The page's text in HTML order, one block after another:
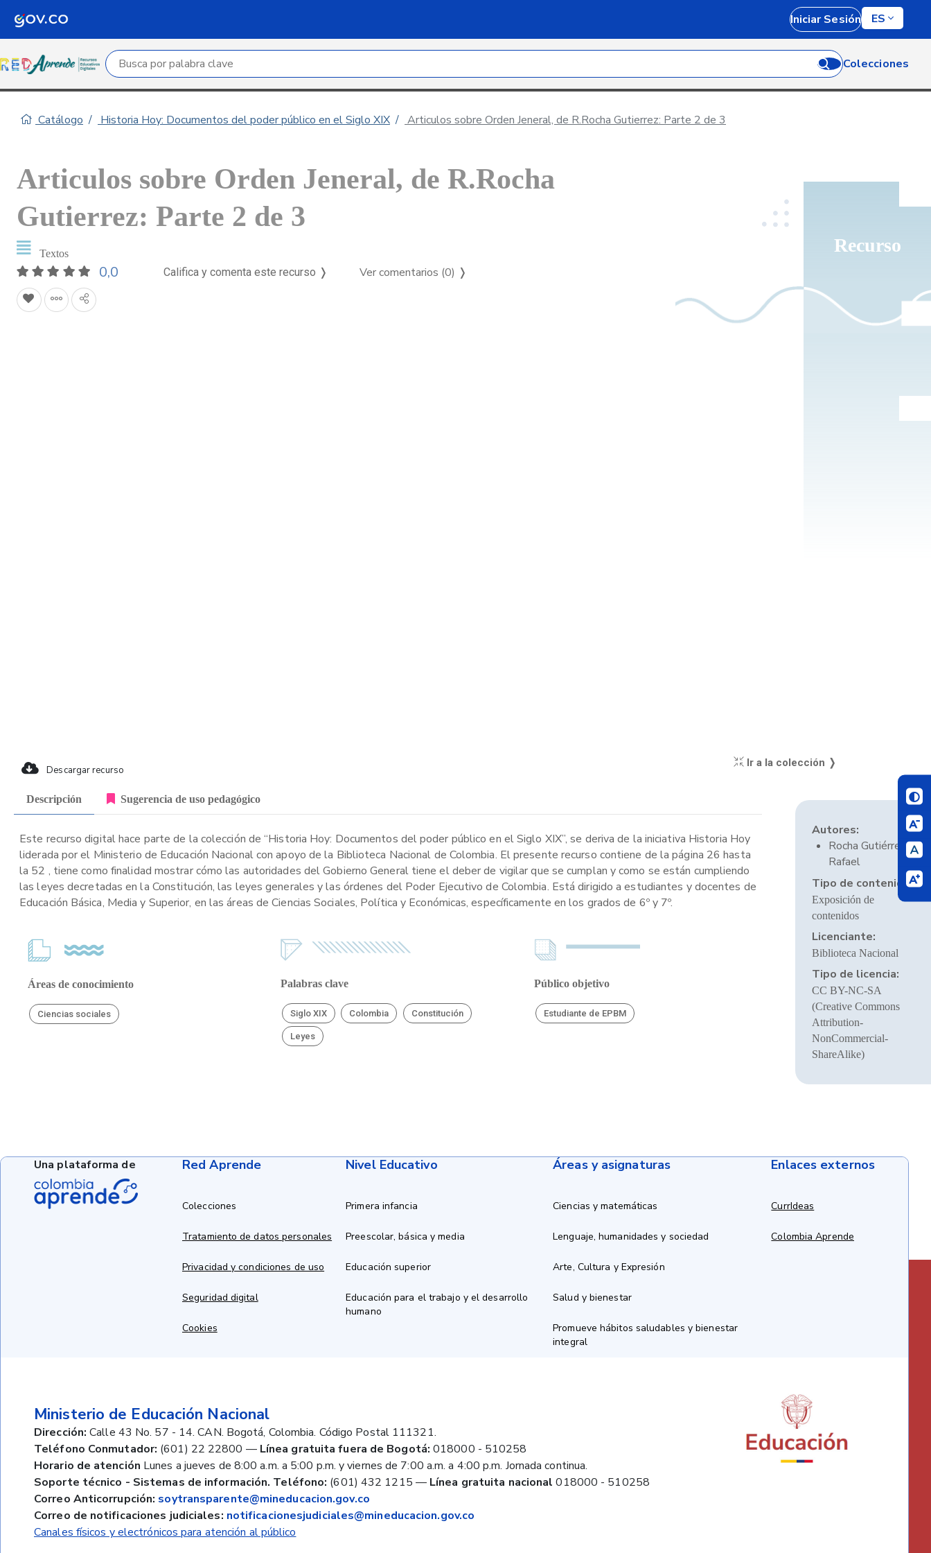
Iniciar Sesión ES
Campo de búsqueda por palabra clave Colecciones
Catálogo Historia Hoy: Documentos del poder público en el Siglo XIX Articulos sobre Orden Jeneral, de R.Rocha Gutierrez: Parte 2 de 3
Recurso
Articulos sobre Orden Jeneral, de R.Rocha
Gutierrez: Parte 2 de 3
Textos
0,0 Califica y comenta este recurso ❭ Ver comentarios (0) ❭
Descargar recurso
Ir a la colección ❭
Descripción Sugerencia de uso pedagógico
Este recurso digital hace parte de la colección de “Historia Hoy: Documentos del poder público en el Siglo XIX”, se deriva de la iniciativa Historia Hoy
liderada por el Ministerio de Educación Nacional con apoyo de la Biblioteca Nacional de Colombia. El presente recurso contiene de la página 26 hasta
la 52 , tiene como finalidad mostrar cómo las autoridades del Gobierno General tiene el deber de vigilar que se cumplan y como se están cumpliendo
las leyes decretadas en la Constitución, las leyes generales y las órdenes del Poder Ejecutivo de Colombia. Está dirigido a estudiantes y docentes de
Educación Básica, Media y Superior, en las áreas de Ciencias Sociales, Política y Económicas, específicamente en los grados de 6º y 7º.
Áreas de conocimiento
Ciencias sociales
Palabras clave
Siglo XIX Colombia Constitución
Leyes
Público objetivo
Estudiante de EPBM
Autores:
Rocha Gutiérrez,
Rafael
Tipo de contenido:
Exposición de
contenidos
Licenciante:
Biblioteca Nacional
Tipo de licencia:
CC BY-NC-SA
(Creative Commons
Attribution-
NonCommercial-
ShareAlike)
Red Aprende
Colecciones
Tratamiento de datos personales
Privacidad y condiciones de uso
Seguridad digital
Cookies
Nivel Educativo
Primera infancia
Preescolar, básica y media
Educación superior
Educación para el trabajo y el desarrollo
humano
Áreas y asignaturas
Ciencias y matemáticas
Lenguaje, humanidades y sociedad
Arte, Cultura y Expresión
Salud y bienestar
Promueve hábitos saludables y bienestar
integral
Enlaces externos
CurrIdeas
Colombia Aprende
Ministerio de Educación Nacional
Dirección: Calle 43 No. 57 - 14. CAN. Bogotá, Colombia. Código Postal 111321.
Teléfono Conmutador: (601) 22 22800 — Línea gratuita fuera de Bogotá: 018000 - 510258
Horario de atención Lunes a jueves de 8:00 a.m. a 5:00 p.m. y viernes de 7:00 a.m. a 4:00 p.m. Jornada continua.
Soporte técnico - Sistemas de información. Teléfono: (601) 432 1215 — Línea gratuita nacional 018000 - 510258
Correo Anticorrupción: soytransparente@mineducacion.gov.co
Correo de notificaciones judiciales: notificacionesjudiciales@mineducacion.gov.co
Canales físicos y electrónicos para atención al público
Una plataforma de